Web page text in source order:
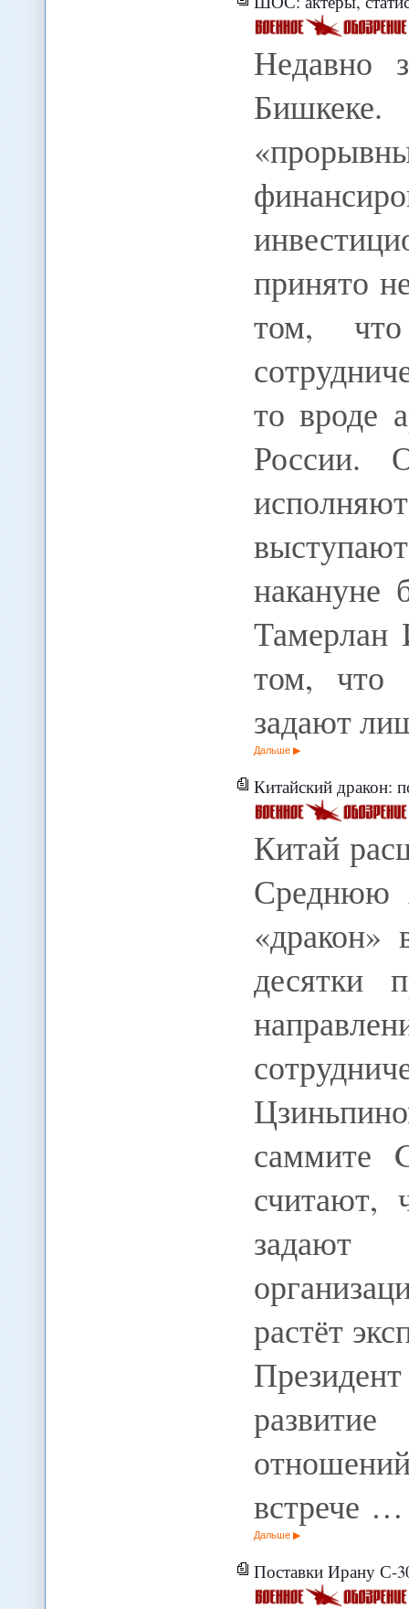
Недавно
принято
том, что
то вроде
России.
накануне
Тамерлан
том, что
задают
Дальше
Китайский дракон:
Китай
Среднюю
«дракон»
десятки
саммите
считают,
задают
растёт
встрече …
Дальше
Поставки Ирану С-